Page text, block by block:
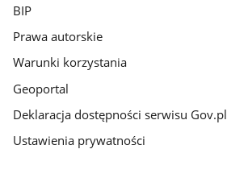
BIP
Prawa autorskie
Warunki korzystania
Geoportal
Deklaracja dostępności serwisu Gov.pl
Ustawienia prywatności